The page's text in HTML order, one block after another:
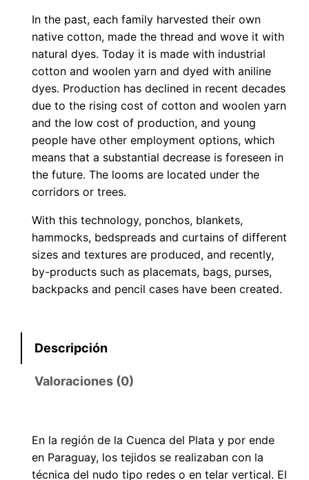
In the past, each family harvested their own
native cotton, made the thread and wove it with
natural dyes. Today it is made with industrial
cotton and woolen yarn and dyed with aniline
dyes. Production has declined in recent decades
due to the rising cost of cotton and woolen yarn
and the low cost of production, and young
people have other employment options, which
means that a substantial decrease is foreseen in
the future. The looms are located under the
corridors or trees.
With this technology, ponchos, blankets,
hammocks, bedspreads and curtains of different
sizes and textures are produced, and recently,
by-products such as placemats, bags, purses,
backpacks and pencil cases have been created.
Descripción
Valoraciones (0)
En la región de la Cuenca del Plata y por ende
en Paraguay, los tejidos se realizaban con la
técnica del nudo tipo redes o en telar vertical. El